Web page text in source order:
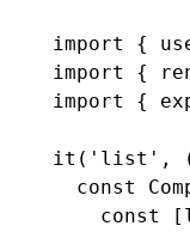
import {
import
{
import
{
it ( 'list' ,
  const
    const
[